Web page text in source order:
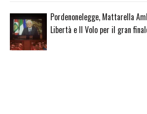
Pordenonelegge, Mattarella
Libertà e Il Volo per il gran